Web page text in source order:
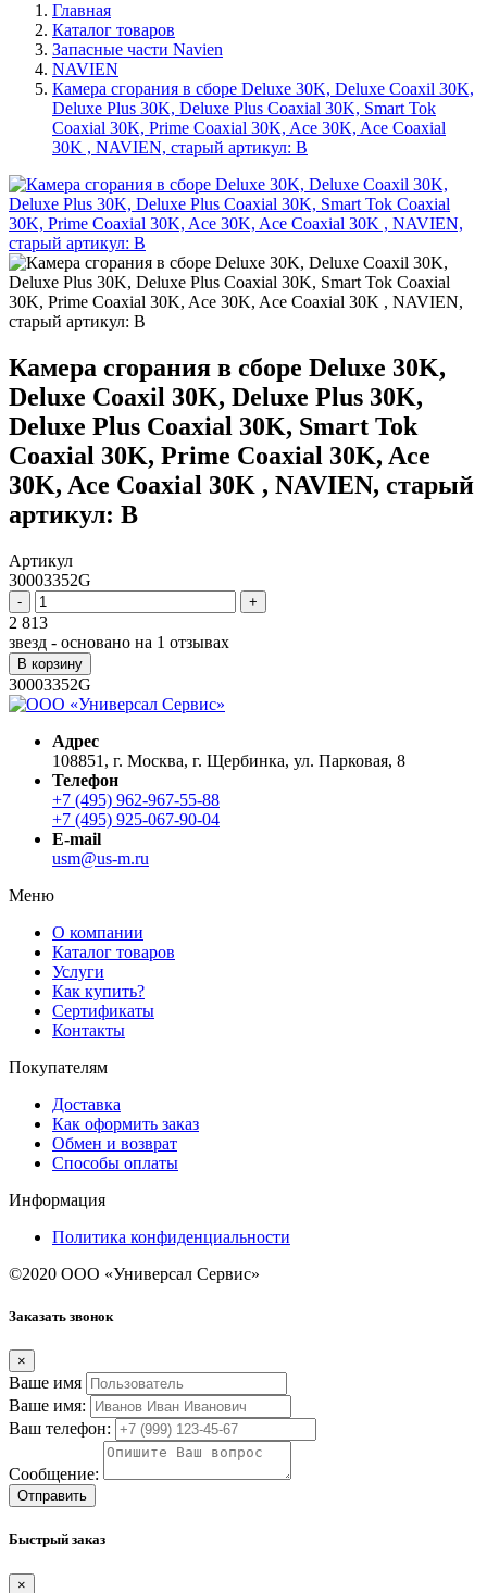
Главная
Каталог товаров
Запасные части Navien
NAVIEN
Камера сгорания в сборе Deluxe 30K, Deluxe Coaxil 30K,
Deluxe Plus 30K, Deluxe Plus Coaxial 30K, Smart Tok
Coaxial 30K, Prime Coaxial 30K, Ace 30K, Ace Coaxial
30K , NAVIEN, старый артикул: B
Камера сгорания в сборе Deluxe 30K,
Deluxe Coaxil 30K, Deluxe Plus 30K,
Deluxe Plus Coaxial 30K, Smart Tok
Coaxial 30K, Prime Coaxial 30K, Ace
30K, Ace Coaxial 30K , NAVIEN, старый
артикул: B
Артикул
30003352G
- +
2 813
звезд - основано на 1 отзывах
В корзину
30003352G
Адрес
108851, г. Москва, г. Щербинка, ул. Парковая, 8
Телефон
+7 (495) 962-967-55-88
+7 (495) 925-067-90-04
E-mail
usm@us-m.ru
Меню
О компании
Каталог товаров
Услуги
Как купить?
Сертификаты
Контакты
Покупателям
Доставка
Как оформить заказ
Обмен и возврат
Способы оплаты
Информация
Политика конфиденциальности
©2020 ООО «Универсал Сервис»
Заказать звонок
×
Ваше имя
Ваше имя:
Ваш телефон:
Сообщение:
Отправить
Быстрый заказ
×